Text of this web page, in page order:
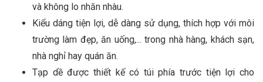
và không lo nhăn nhàu.
Kiểu dáng tiện lợi, dễ dàng sử dụng, thích hợp với môi
trường làm đẹp, ăn uống,... trong nhà hàng, khách sạn,
nhà nghỉ hay quán ăn.
Tạp dề được thiết kế có túi phía trước tiện lợi cho